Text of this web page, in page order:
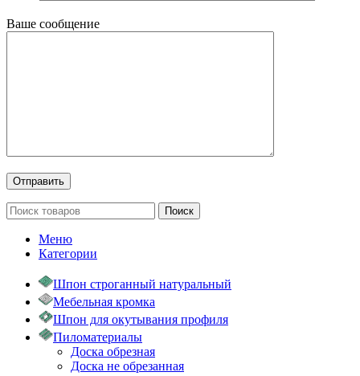
Ваше сообщение
Поиск
Меню
Категории
Шпон строганный натуральный
Мебельная кромка
Шпон для окутывания профиля
Пиломатериалы
Доска обрезная
Доска не обрезанная